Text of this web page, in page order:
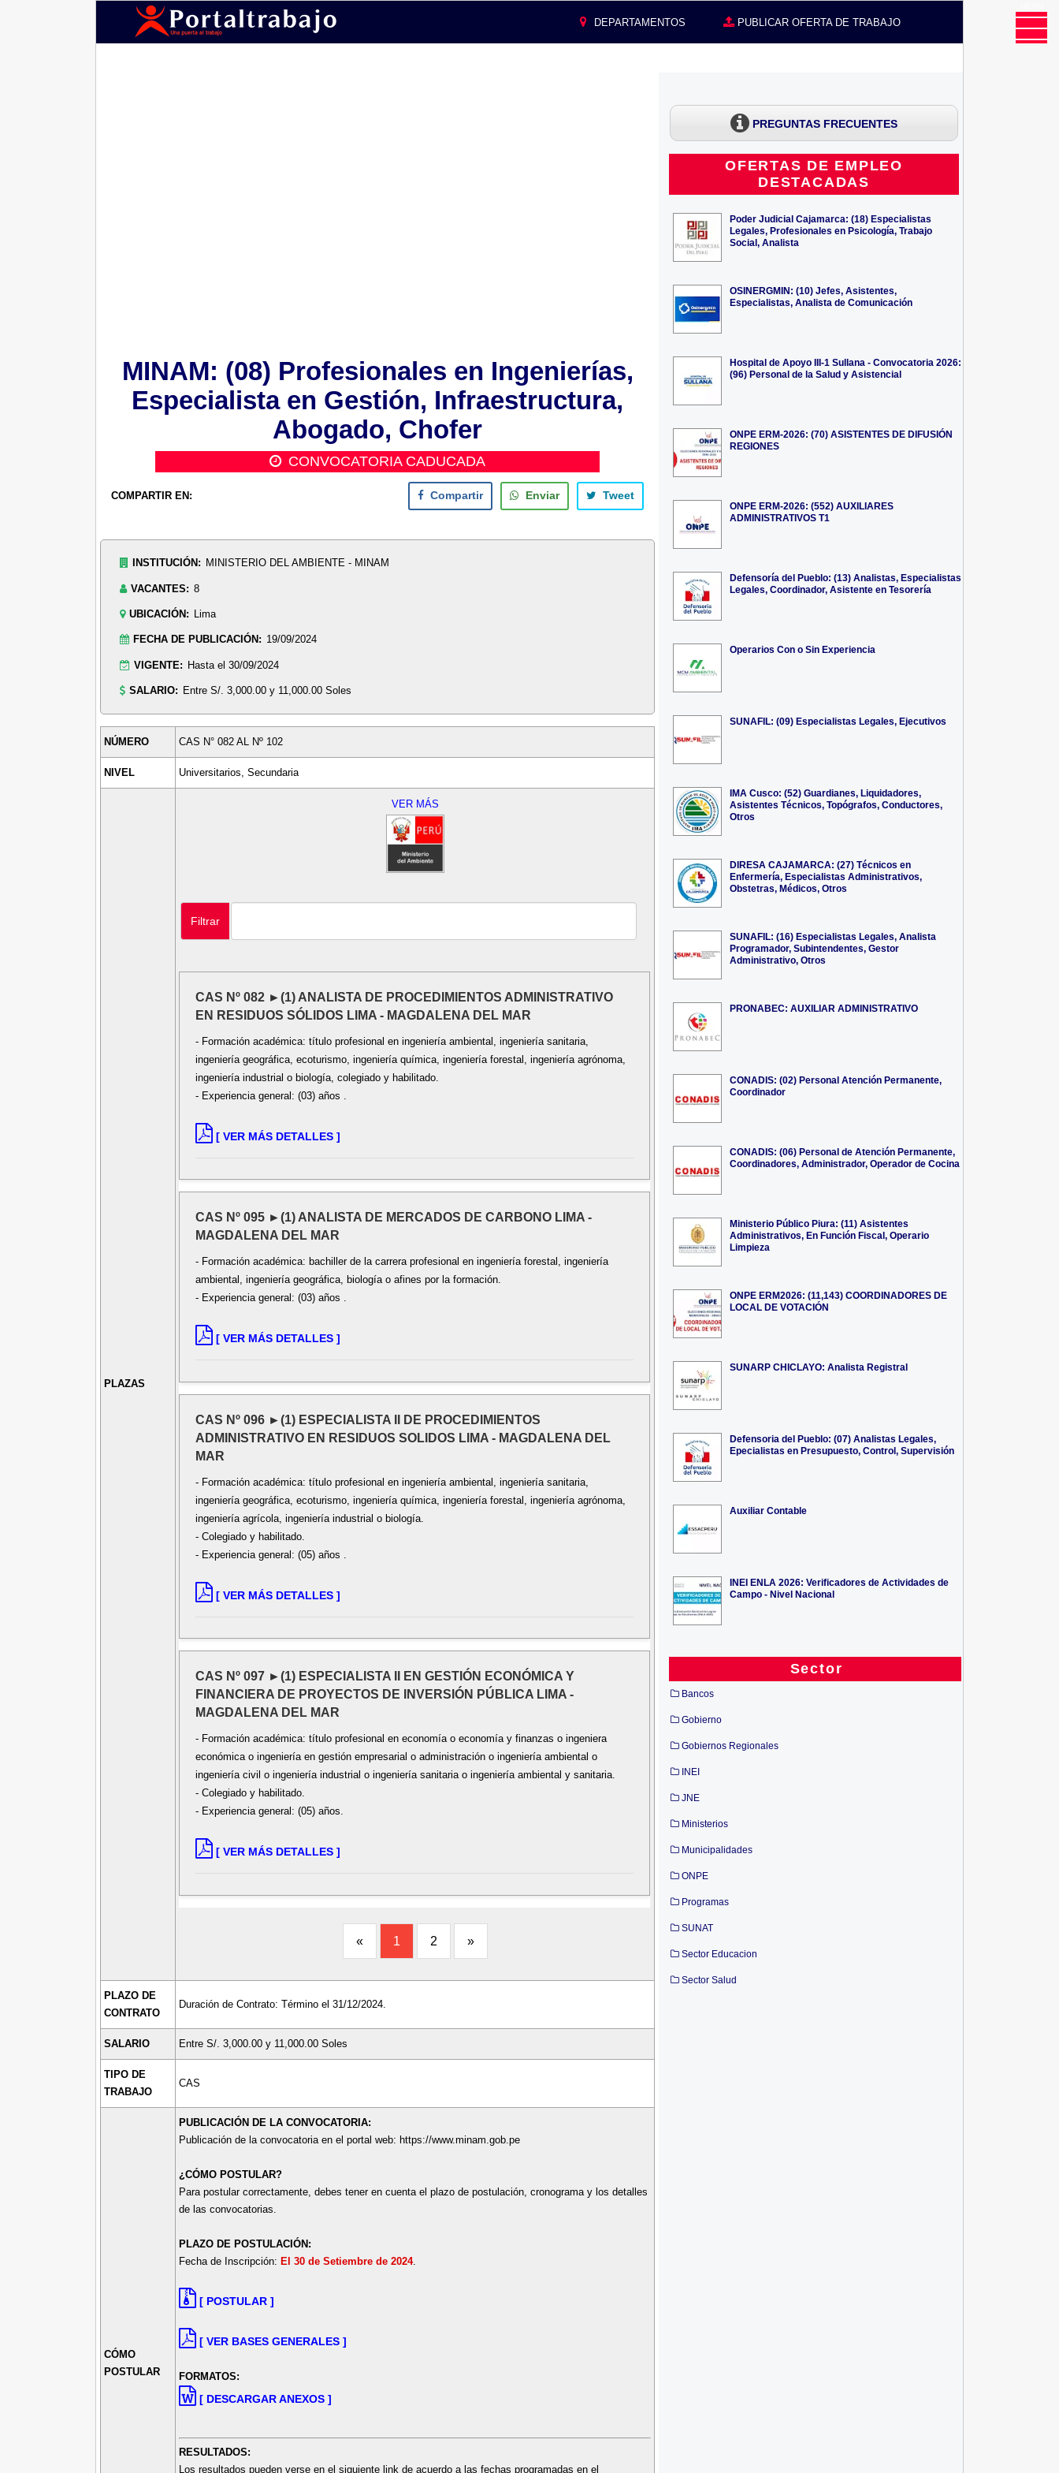
DEPARTAMENTOS PUBLICAR OFERTA DE TRABAJO
MINAM: (08) Profesionales en Ingenierías,
Especialista en Gestión, Infraestructura,
Abogado, Chofer
CONVOCATORIA CADUCADA
COMPARTIR EN: Compartir Enviar Tweet
INSTITUCIÓN: MINISTERIO DEL AMBIENTE - MINAM
VACANTES: 8
UBICACIÓN: Lima
FECHA DE PUBLICACIÓN: 19/09/2024
VIGENTE: Hasta el 30/09/2024
SALARIO: Entre S/. 3,000.00 y 11,000.00 Soles
NÚMERO CAS N° 082 AL Nº 102
NIVEL Universitarios, Secundaria
PLAZAS
VER MÁS
Filtrar
CAS Nº 082 ►(1) ANALISTA DE PROCEDIMIENTOS ADMINISTRATIVO
EN RESIDUOS SÓLIDOS LIMA - MAGDALENA DEL MAR
- Formación académica: título profesional en ingeniería ambiental, ingeniería sanitaria,
ingeniería geográfica, ecoturismo, ingeniería química, ingeniería forestal, ingeniería agrónoma,
ingeniería industrial o biología, colegiado y habilitado.
- Experiencia general: (03) años .
[ VER MÁS DETALLES ]
CAS Nº 095 ►(1) ANALISTA DE MERCADOS DE CARBONO LIMA -
MAGDALENA DEL MAR
- Formación académica: bachiller de la carrera profesional en ingeniería forestal, ingeniería
ambiental, ingeniería geográfica, biología o afines por la formación.
- Experiencia general: (03) años .
[ VER MÁS DETALLES ]
CAS Nº 096 ►(1) ESPECIALISTA II DE PROCEDIMIENTOS
ADMINISTRATIVO EN RESIDUOS SOLIDOS LIMA - MAGDALENA DEL
MAR
- Formación académica: título profesional en ingeniería ambiental, ingeniería sanitaria,
ingeniería geográfica, ecoturismo, ingeniería química, ingeniería forestal, ingeniería agrónoma,
ingeniería agrícola, ingeniería industrial o biología.
- Colegiado y habilitado.
- Experiencia general: (05) años .
[ VER MÁS DETALLES ]
CAS Nº 097 ►(1) ESPECIALISTA II EN GESTIÓN ECONÓMICA Y
FINANCIERA DE PROYECTOS DE INVERSIÓN PÚBLICA LIMA -
MAGDALENA DEL MAR
- Formación académica: título profesional en economía o economía y finanzas o ingeniera
económica o ingeniería en gestión empresarial o administración o ingeniería ambiental o
ingeniería civil o ingeniería industrial o ingeniería sanitaria o ingeniería ambiental y sanitaria.
- Colegiado y habilitado.
- Experiencia general: (05) años.
[ VER MÁS DETALLES ]
« 1 2 »
PLAZO DE
CONTRATO
Duración de Contrato: Término el 31/12/2024.
SALARIO Entre S/. 3,000.00 y 11,000.00 Soles
TIPO DE
TRABAJO
CAS
CÓMO
POSTULAR
PUBLICACIÓN DE LA CONVOCATORIA:
Publicación de la convocatoria en el portal web: https://www.minam.gob.pe
¿CÓMO POSTULAR?
Para postular correctamente, debes tener en cuenta el plazo de postulación, cronograma y los detalles
de las convocatorias.
PLAZO DE POSTULACIÓN:
Fecha de Inscripción: El 30 de Setiembre de 2024.
[ POSTULAR ]
[ VER BASES GENERALES ]
FORMATOS:
[ DESCARGAR ANEXOS ]
RESULTADOS:
Los resultados pueden verse en el siguiente link de acuerdo a las fechas programadas en el
PREGUNTAS FRECUENTES
OFERTAS DE EMPLEO
DESTACADAS
Poder Judicial Cajamarca: (18) Especialistas
Legales, Profesionales en Psicología, Trabajo
Social, Analista
OSINERGMIN: (10) Jefes, Asistentes,
Especialistas, Analista de Comunicación
Hospital de Apoyo III-1 Sullana - Convocatoria 2026:
(96) Personal de la Salud y Asistencial
ONPE ERM-2026: (70) ASISTENTES DE DIFUSIÓN
REGIONES
ONPE ERM-2026: (552) AUXILIARES
ADMINISTRATIVOS T1
Defensoría del Pueblo: (13) Analistas, Especialistas
Legales, Coordinador, Asistente en Tesorería
Operarios Con o Sin Experiencia
SUNAFIL: (09) Especialistas Legales, Ejecutivos
IMA Cusco: (52) Guardianes, Liquidadores,
Asistentes Técnicos, Topógrafos, Conductores,
Otros
DIRESA CAJAMARCA: (27) Técnicos en
Enfermería, Especialistas Administrativos,
Obstetras, Médicos, Otros
SUNAFIL: (16) Especialistas Legales, Analista
Programador, Subintendentes, Gestor
Administrativo, Otros
PRONABEC: AUXILIAR ADMINISTRATIVO
CONADIS: (02) Personal Atención Permanente,
Coordinador
CONADIS: (06) Personal de Atención Permanente,
Coordinadores, Administrador, Operador de Cocina
Ministerio Público Piura: (11) Asistentes
Administrativos, En Función Fiscal, Operario
Limpieza
ONPE ERM2026: (11,143) COORDINADORES DE
LOCAL DE VOTACIÓN
SUNARP CHICLAYO: Analista Registral
Defensoria del Pueblo: (07) Analistas Legales,
Epecialistas en Presupuesto, Control, Supervisión
Auxiliar Contable
INEI ENLA 2026: Verificadores de Actividades de
Campo - Nivel Nacional
Sector
Bancos
Gobierno
Gobiernos Regionales
INEI
JNE
Ministerios
Municipalidades
ONPE
Programas
SUNAT
Sector Educacion
Sector Salud